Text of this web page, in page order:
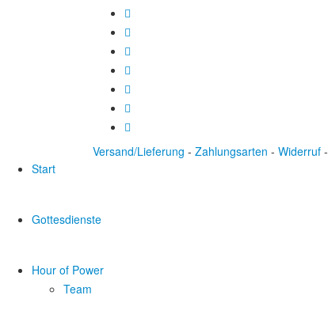
Versand/Lieferung - Zahlungsarten - Widerruf -
Start
Gottesdienste
Hour of Power
Team